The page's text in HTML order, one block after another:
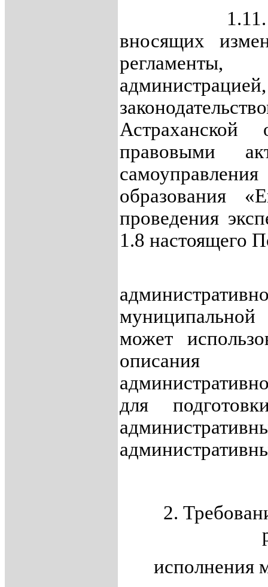
1.11.
вносящих
регламенты,
Астраханской
правовыми
образования
проведения
1.8 настоящего
может
описания
для
2.
исполнения